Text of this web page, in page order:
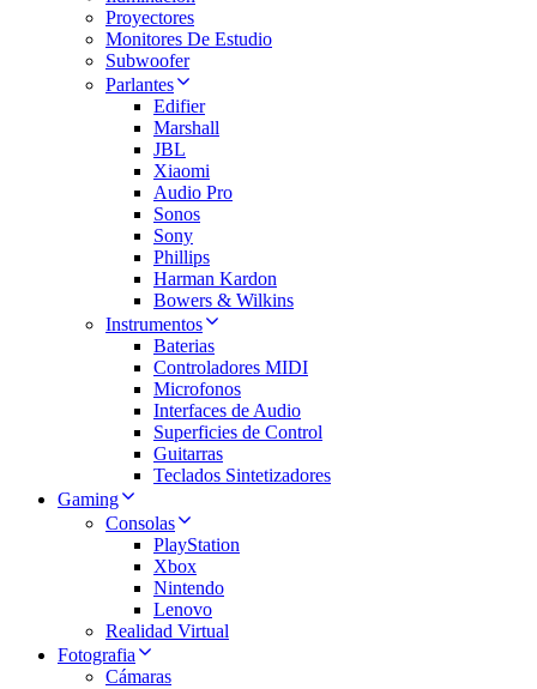
Proyectores
Monitores De Estudio
Subwoofer
Parlantes
Edifier
Marshall
JBL
Xiaomi
Audio Pro
Sonos
Sony
Phillips
Harman Kardon
Bowers & Wilkins
Instrumentos
Baterias
Controladores MIDI
Microfonos
Interfaces de Audio
Superficies de Control
Guitarras
Teclados Sintetizadores
Gaming
Consolas
PlayStation
Xbox
Nintendo
Lenovo
Realidad Virtual
Fotografia
Cámaras